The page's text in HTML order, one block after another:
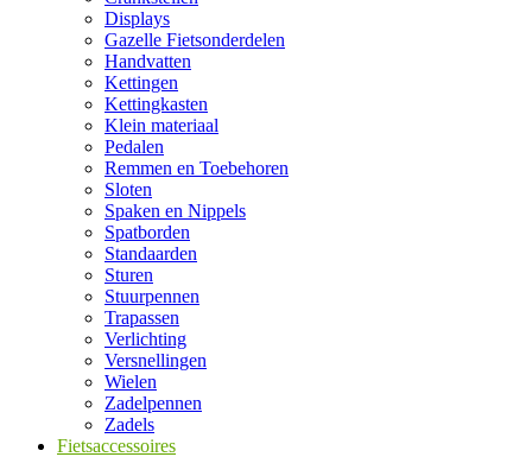
Displays
Gazelle Fietsonderdelen
Handvatten
Kettingen
Kettingkasten
Klein materiaal
Pedalen
Remmen en Toebehoren
Sloten
Spaken en Nippels
Spatborden
Standaarden
Sturen
Stuurpennen
Trapassen
Verlichting
Versnellingen
Wielen
Zadelpennen
Zadels
Fietsaccessoires